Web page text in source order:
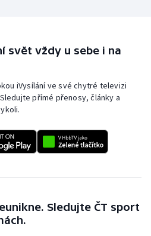
svět vždy u sebe i na
iVysílání ve své chytré televizi
přímé přenosy, články a
Sledujte ČT sport